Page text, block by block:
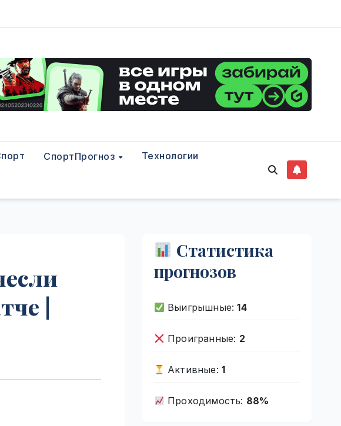
СпортПрогноз Технологии
|
Статистика
прогнозов
Выигрышные:14
Проигранные: 2
Активные: 1
Проходимость: 88%